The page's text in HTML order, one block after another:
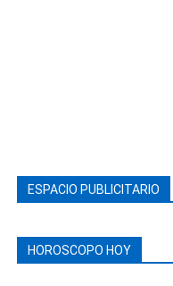
ESPACIO PUBLICITARIO
HOROSCOPO HOY